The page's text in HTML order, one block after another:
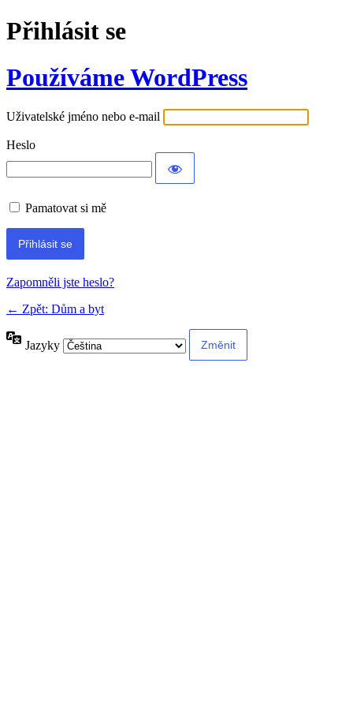
Přihlásit se
Používáme WordPress
Uživatelské jméno nebo e-mail
Heslo
Pamatovat si mě
Alternative:
Zapomněli jste heslo?
← Zpět: Dům a byt
Jazyky